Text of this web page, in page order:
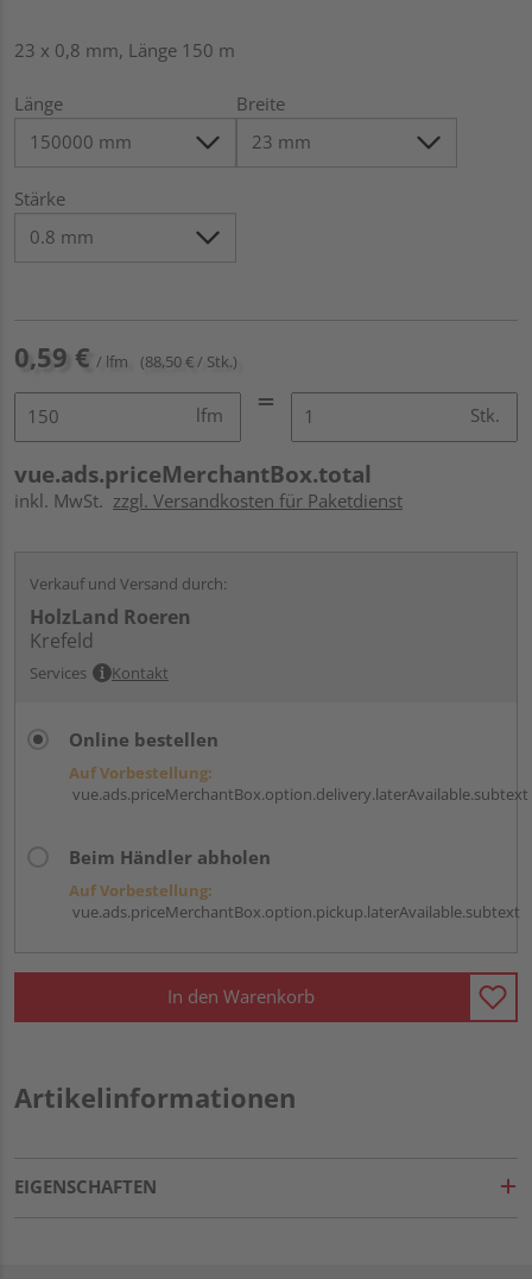
23 x 0,8 mm, Länge 150 m
Länge Breite
Stärke
0,59 € / lfm (88,50 € / Stk.)
lfm Stk.
vue.ads.priceMerchantBox.total
inkl. MwSt. zzgl. Versandkosten für Paketdienst
Verkauf und Versand durch:
HolzLand Roeren
Krefeld
Services Kontakt
Online bestellen
Auf Vorbestellung:
vue.ads.priceMerchantBox.option.delivery.laterAvailable.subtext
Beim Händler abholen
Auf Vorbestellung:
vue.ads.priceMerchantBox.option.pickup.laterAvailable.subtext
In den Warenkorb
Artikelinformationen
EIGENSCHAFTEN